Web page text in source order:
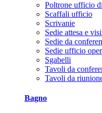
Poltrone ufficio
Scaffali ufficio
Scrivanie
Sedie attesa e
Sedie da
Sedie ufficio
Sgabelli
Tavoli da
Tavoli da
Bagno